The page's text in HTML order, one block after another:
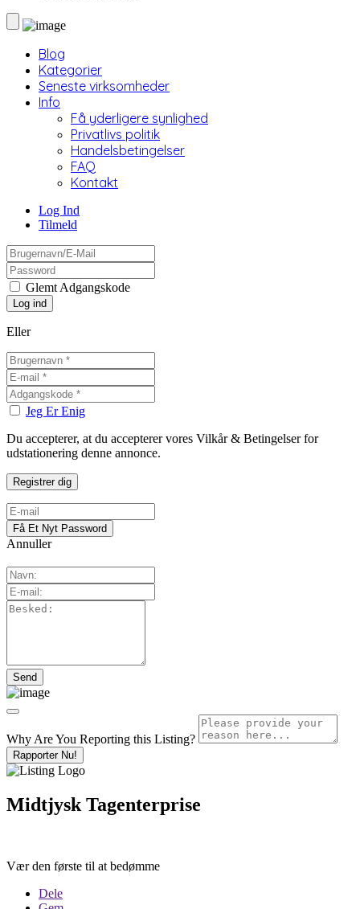
Blog
Kategorier
Seneste virksomheder
Info
Få yderligere synlighed
Privatlivs politik
Handelsbetingelser
FAQ
Kontakt
Log Ind
Tilmeld
Glemt Adgangskode
Eller
Jeg Er Enig
Du accepterer, at du accepterer vores Vilkår & Betingelser for
udstationering denne annonce.
Annuller
Why Are You Reporting this Listing?
Rapporter Nu!
Midtjysk Tagenterprise
Vær den første til at bedømme
Dele